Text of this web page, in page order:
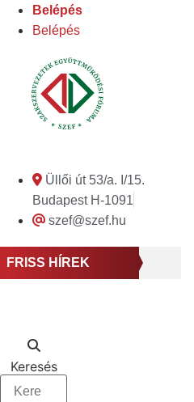
UgrásBelépés
Belépés
Üllői út 53/a. I/15.
Budapest H-1091
szef@szef.hu
FRISS HÍREK
Keresés